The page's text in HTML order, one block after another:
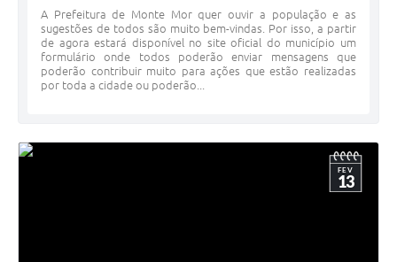
A Prefeitura de Monte Mor quer ouvir a população e as
sugestões de todos são muito bem-vindas. Por isso, a partir
de agora estará disponível no site oficial do município um
formulário onde todos poderão enviar mensagens que
poderão contribuir muito para ações que estão realizadas
por toda a cidade ou poderão...
FEV
13